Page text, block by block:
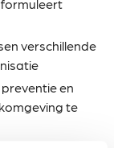
verschillende
en
te